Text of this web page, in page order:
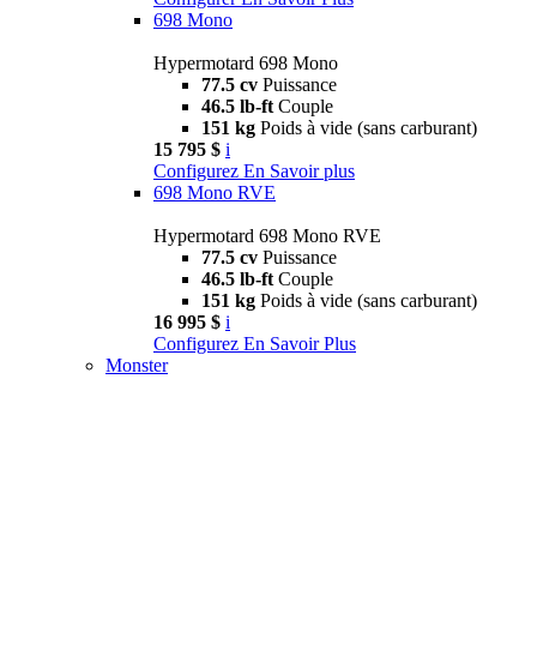
698 Mono
Hypermotard 698 Mono
77.5 cv Puissance
46.5 lb-ft Couple
151 kg Poids à vide (sans carburant)
15 795 $ i
Configurez En Savoir plus
698 Mono RVE
Hypermotard 698 Mono RVE
77.5 cv Puissance
46.5 lb-ft Couple
151 kg Poids à vide (sans carburant)
16 995 $ i
Configurez En Savoir Plus
Monster